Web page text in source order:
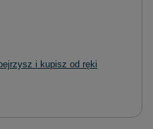
i kupisz od ręki